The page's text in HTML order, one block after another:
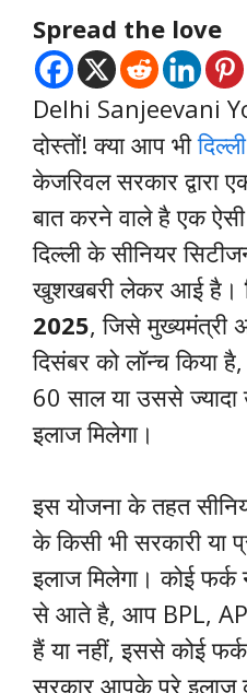
Spread the love
Delhi Sanjeevani
दोस्तों! क्या आप भीदिल्ली
केजरिवल सरकार
बात करने वाले है एक
दिल्ली के सीनियर
खुशखबरी लेकर आई है।
2025, जिसे मुख्यमंत्री
दिसंबर को लॉन्च किया
60 साल या उससे ज्यादा
इलाज मिलेगा।
इस योजना के तहत
के किसी भी सरकारी या
इलाज मिलेगा। कोई
से आते है, आप BPL,
हैं या नहीं, इससे कोई
सरकार आपके पूरे इलाज